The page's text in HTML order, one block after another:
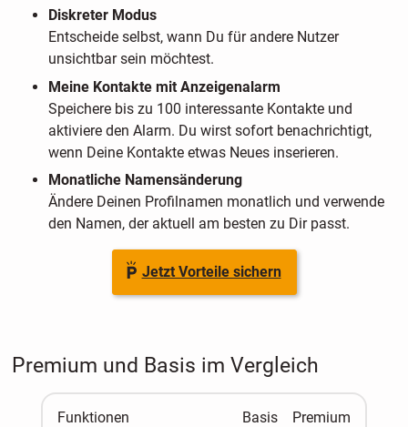
Diskreter Modus
Entscheide selbst, wann Du für andere Nutzer
unsichtbar sein möchtest.
Meine Kontakte mit Anzeigenalarm
Speichere bis zu 100 interessante Kontakte und
aktiviere den Alarm. Du wirst sofort benachrichtigt,
wenn Deine Kontakte etwas Neues inserieren.
Monatliche Namensänderung
Ändere Deinen Profilnamen monatlich und verwende
den Namen, der aktuell am besten zu Dir passt.
Jetzt Vorteile sichern
Premium und Basis im Vergleich
Funktionen Basis Premium